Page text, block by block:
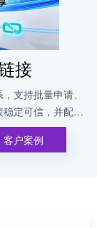
接
支持批量申请、
定可信，并配备
。
客户案例